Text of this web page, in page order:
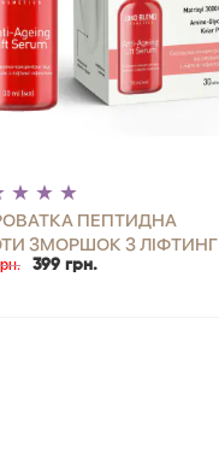
ПЕПТИДНА
ЗМОРШОК З ЛІФТИНГ
ANTI-AGEING LIFT
399 грн.